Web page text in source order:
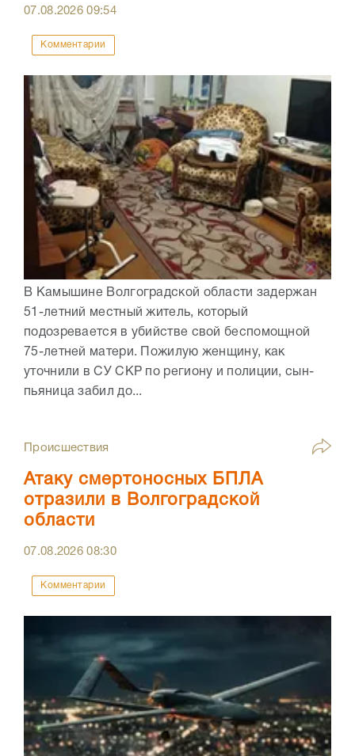
07.08.202609:54
Комментарии
В Камышине Волгоградской области задержан
51-летний местный житель, который
подозревается в убийстве свой беспомощной
75-летней матери. Пожилую женщину, как
уточнили в СУ СКР по региону и полиции, сын-
пьяница забил до...
Происшествия
Атаку смертоносных БПЛА
отразили в Волгоградской
области
07.08.202608:30
Комментарии